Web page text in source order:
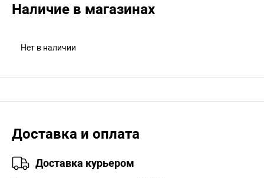
Наличие в магазинах
Нет в наличии
Доставка и оплата
Доставка курьером